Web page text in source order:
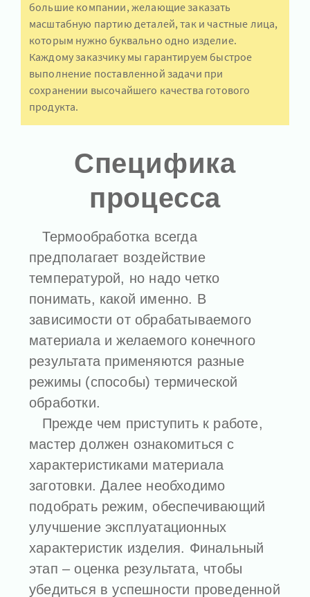
большие компании, желающие заказать
масштабную партию деталей, так и частные лица,
которым нужно буквально одно изделие.
Каждому заказчику мы гарантируем быстрое
выполнение поставленной задачи при
сохранении высочайшего качества готового
продукта.
Специфика
процесса
Термообработка всегда
предполагает воздействие
температурой, но надо четко
понимать, какой именно. В
зависимости от обрабатываемого
материала и желаемого конечного
результата применяются разные
режимы (способы) термической
обработки.
Прежде чем приступить к работе,
мастер должен ознакомиться с
характеристиками материала
заготовки. Далее необходимо
подобрать режим, обеспечивающий
улучшение эксплуатационных
характеристик изделия. Финальный
этап – оценка результата, чтобы
убедиться в успешности проведенной